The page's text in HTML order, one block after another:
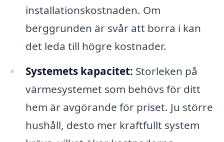
installationskostnaden. Om
berggrunden är svår att borra i kan
det leda till högre kostnader.
Systemets kapacitet: Storleken på
värmesystemet som behövs för ditt
hem är avgörande för priset. Ju större
hushåll, desto mer kraftfullt system